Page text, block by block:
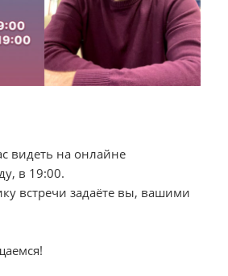
видеть на онлайне
в 19:00.
встречи задаёте вы, вашими